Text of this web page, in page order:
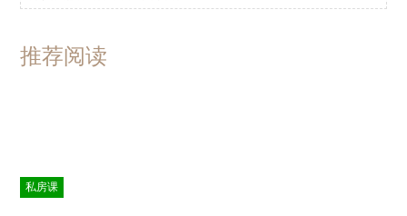
推荐阅读
私房课